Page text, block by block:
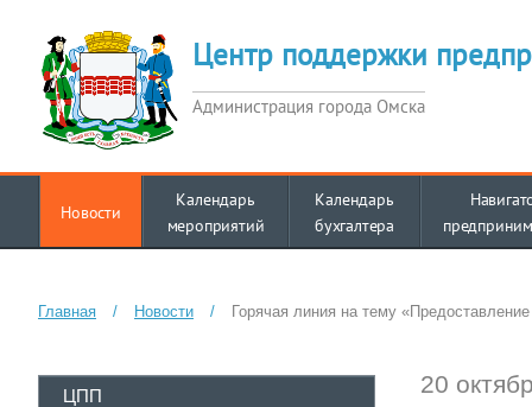
Центр поддержки
Администрация города Омска
Новости
Календарь
мероприятий
Календарь
бухгалтера
Главная / Новости / Горячая линия на тему
ЦПП
20